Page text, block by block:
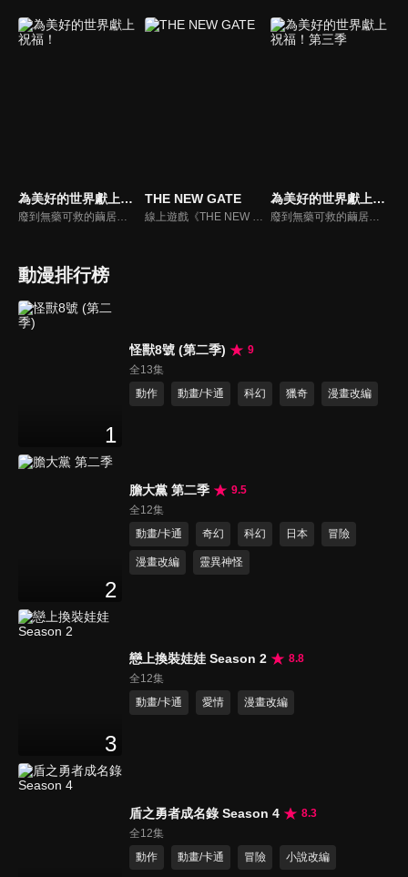
為美好的世界獻上祝福！ THE NEW GATE 為美好的世界獻上祝福！第三季
動漫排行榜
1
怪獸8號 (第二季)
9
全13集
動作
動畫/卡通 科幻 獵奇 漫畫改編
2
膽大黨 第二季
9.5
全12集
動畫/卡通
奇幻 科幻 日本 冒險
漫畫改編 靈異神怪
3
戀上換裝娃娃 Season 2
8.8
全12集
動畫/卡通
愛情 漫畫改編
盾之勇者成名錄 Season 4
8.3
全12集
動作
動畫/卡通 冒險 小說改編